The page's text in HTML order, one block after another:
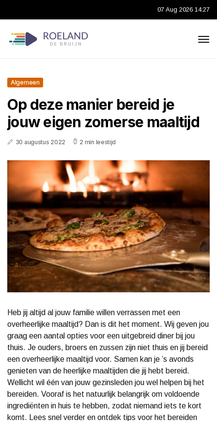
07 Aug 2026 14:27
Algemeen
Op deze manier bereid je
jouw eigen zomerse maaltijd
30 augustus 2022 2 min leestijd
Heb jij altijd al jouw familie willen verrassen met een
overheerlijke maaltijd? Dan is dit het moment. Wij geven jou
graag een aantal opties voor een uitgebreid diner bij jou
thuis. Je ouders, broers en zussen zijn niet thuis en jij bereid
een overheerlijke maaltijd voor. Samen kan je ’s avonds
genieten van de heerlijke maaltijden die jij hebt bereid.
Wellicht wil één van jouw gezinsleden jou wel helpen bij het
bereiden. Vooraf is het natuurlijk belangrijk om voldoende
ingrediënten in huis te hebben, zodat niemand iets te kort
komt. Lees snel verder en ontdek tips voor het bereiden